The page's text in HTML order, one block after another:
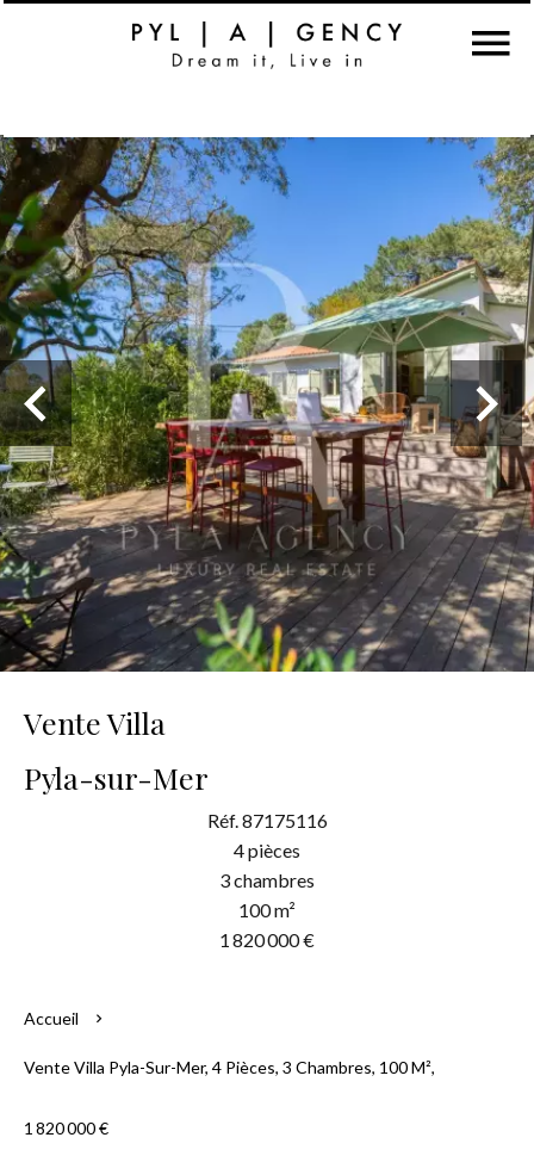
Vente Villa
Pyla-sur-Mer
Réf. 87175116
4 pièces
3 chambres
100 m²
1 820 000 €
Accueil
Vente Villa Pyla-Sur-Mer, 4 Pièces, 3 Chambres, 100 M²,
1 820 000 €